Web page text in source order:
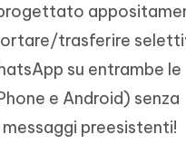
trasferire
su entrambe le
e Android) senza
preesistenti!